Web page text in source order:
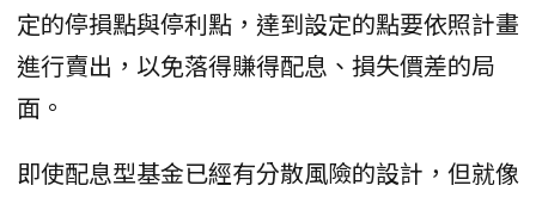
定的停損點與停利點，達到設定的點要依照計畫
進行賣出，以免落得賺得配息、損失價差的局
面。
即使配息型基金已經有分散風險的設計，但就像